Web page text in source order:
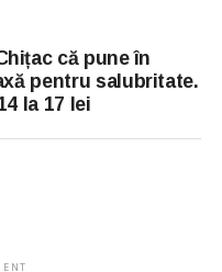
că pune în
pentru salubritate.
la 17 lei